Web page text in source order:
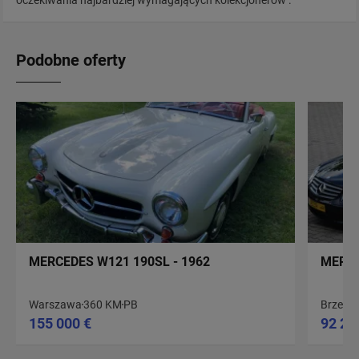
Podobne oferty
MERCEDES W121 190SL - 1962
Warszawa 360 KM PB
155 000 € 92